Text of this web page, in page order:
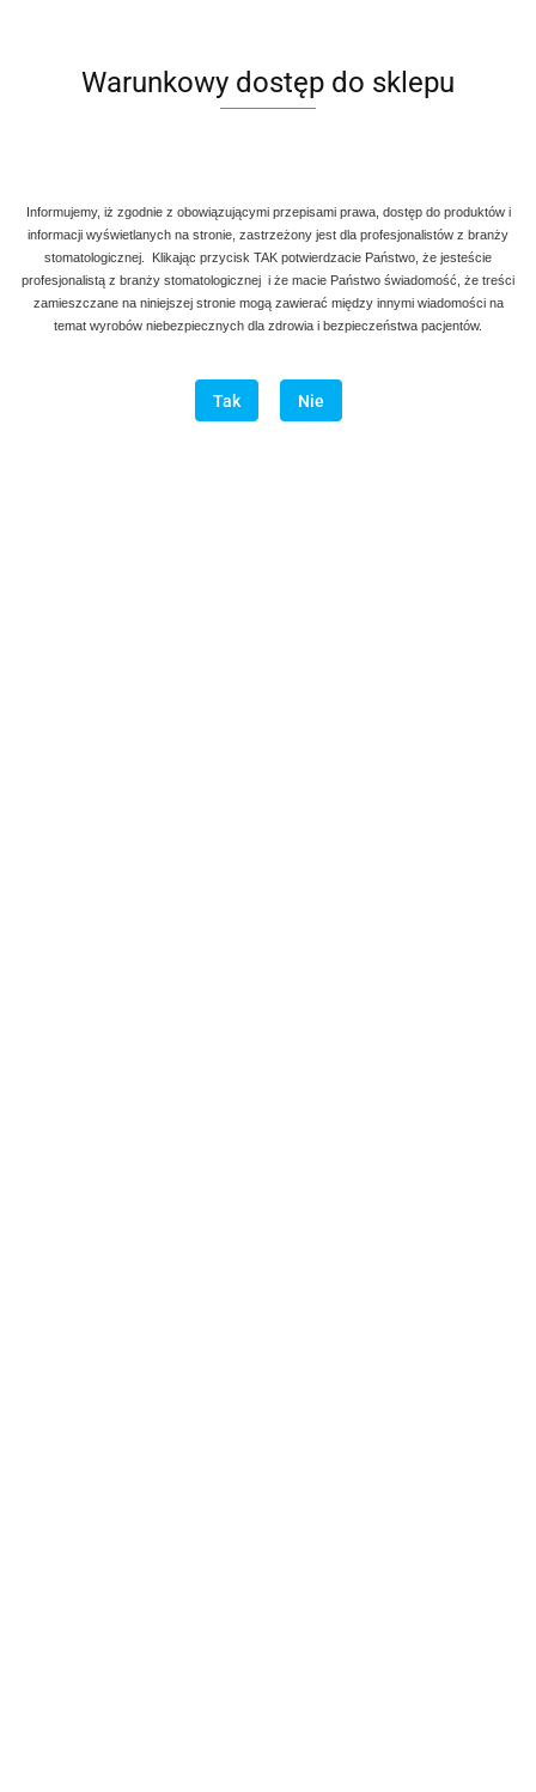
Warunkowy dostęp do sklepu
Informujemy, iż zgodnie z obowiązującymi przepisami prawa, dostęp do produktów i
informacji wyświetlanych na stronie, zastrzeżony jest dla profesjonalistów z branży
stomatologicznej. Klikając przycisk TAK potwierdzacie Państwo, że jesteście
profesjonalistą z branży stomatologicznej i że macie Państwo świadomość, że treści
zamieszczane na niniejszej stronie mogą zawierać między innymi wiadomości na
temat wyrobów niebezpiecznych dla zdrowia i bezpieczeństwa pacjentów.
Tak Nie